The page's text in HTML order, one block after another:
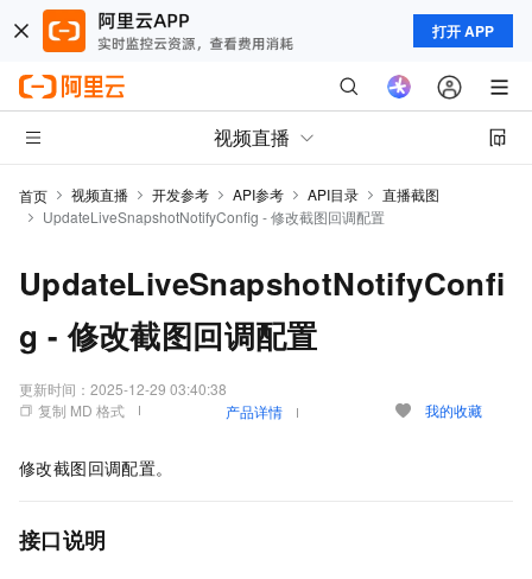
打开 APP
视频直播
首页 视频直播 开发参考 API参考 API目录
直播截图
UpdateLiveSnapshotNotifyConfig - 修改截图回调配置
UpdateLiveSnapshotNotifyConfi
g - 修改截图回调配置
更新时间： 2025-12-29 03:40:38
复制 MD 格式
产品详情 我的收藏
修改截图回调配置。
接口说明